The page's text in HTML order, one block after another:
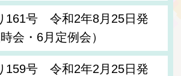
161号 令和2年8月25日発
会・6月定例会）
159号 令和2年2月25日発